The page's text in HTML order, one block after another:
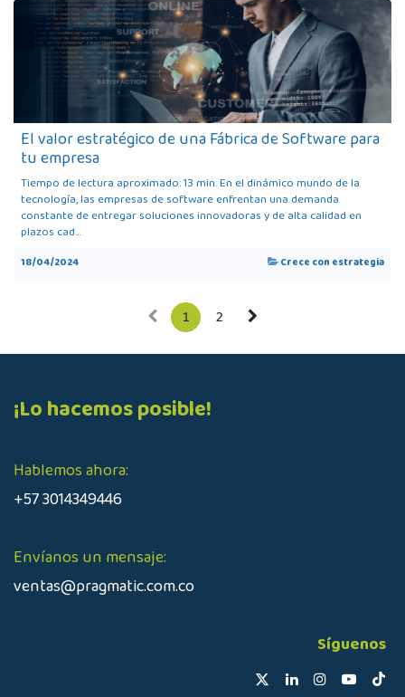
El valor estratégico de una Fábrica de Software para
tu empresa
Tiempo de lectura aproximado: 13 min. En el dinámico mundo de la
tecnología, las empresas de software enfrentan una demanda
constante de entregar soluciones innovadoras y de alta calidad en
plazos cad...
18/04/2024 Crece con estrategia
1 2
¡Lo hacemos posible!
Hablemos ahora:
+57 3014349446
Envíanos un mensaje:
ventas@pragmatic.com.co
Síguenos